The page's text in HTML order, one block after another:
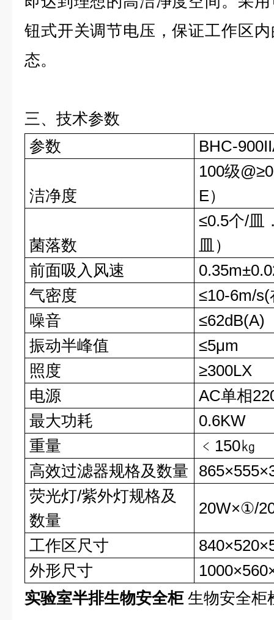
钮式开关调节电压，保证工作区
态。
三、技术参数
参数
BHC-
洁净度
100级
E）
菌落数
≤0.5个/皿
皿）
前面吸入风速
气密度
≤10-6m/
噪音
≤62dB(A)
振动半峰值
≤5μm
照度
≥300LX
电源
AC单相
最大功耗
0.6KW
重量
﹤150㎏
高效过滤器规格及数量
荧光灯/紫外灯规格及
数量
20W×①/
工作区尺寸
外形尺寸
实验室半排生物安全柜生物安全柜